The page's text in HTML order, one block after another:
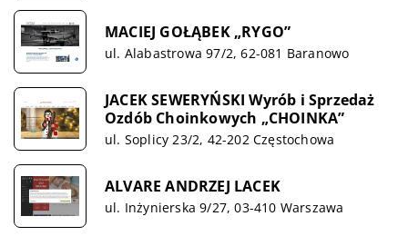
MACIEJ GOŁĄBEK „RYGO”
ul. Alabastrowa 97/2, 62-081 Baranowo
JACEK SEWERYŃSKI Wyrób i Sprzedaż
Ozdób Choinkowych „CHOINKA”
ul. Soplicy 23/2, 42-202 Częstochowa
ALVARE ANDRZEJ LACEK
ul. Inżynierska 9/27, 03-410 Warszawa